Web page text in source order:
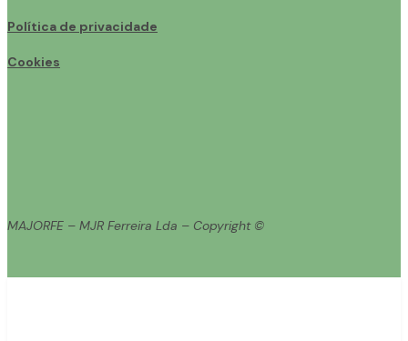
Política de privacidade
Cookies
MAJORFE – MJR Ferreira Lda – Copyright ©